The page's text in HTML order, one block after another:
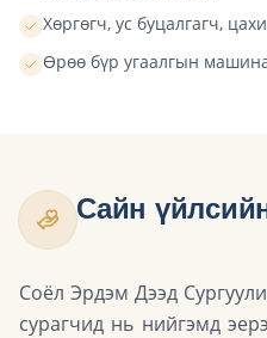
Хөргөгч, ус буцалгагч,
Өрөө бүр угаалгын
Сайн
Соёл Эрдэм Дээд
сурагчид нь нийгэмд